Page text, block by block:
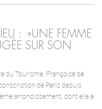
: »UNE FEMME
SUR SON
du Tourisme, Françoise de
de Paris depuis
arrondissement, dont elle a